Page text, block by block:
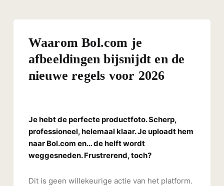
Waarom Bol.com je
afbeeldingen bijsnijdt en de
nieuwe regels voor 2026
Je hebt de perfecte productfoto. Scherp,
professioneel, helemaal klaar. Je uploadt hem
naar Bol.com en… de helft wordt
weggesneden. Frustrerend, toch?
Dit is geen willekeurige actie van het platform.